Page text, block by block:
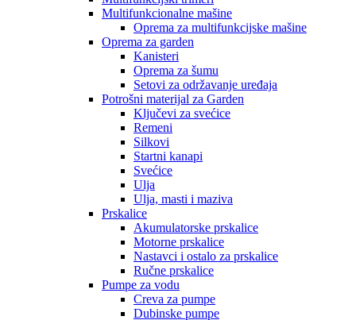
Multifunkcionalne mašine
Oprema za multifunkcijske mašine
Oprema za garden
Kanisteri
Oprema za šumu
Setovi za održavanje uređaja
Potrošni materijal za Garden
Ključevi za svećice
Remeni
Silkovi
Startni kanapi
Svećice
Ulja
Ulja, masti i maziva
Prskalice
Akumulatorske prskalice
Motorne prskalice
Nastavci i ostalo za prskalice
Ručne prskalice
Pumpe za vodu
Creva za pumpe
Dubinske pumpe